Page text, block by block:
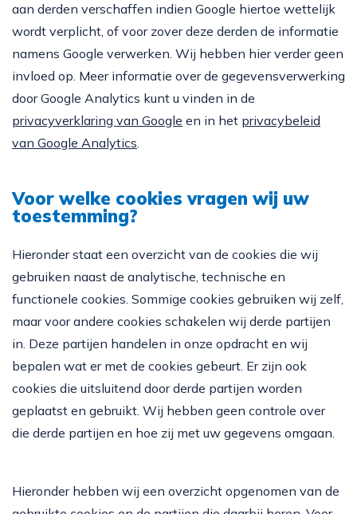
aan derden verschaffen indien Google hiertoe wettelijk
wordt verplicht, of voor zover deze derden de informatie
namens Google verwerken. Wij hebben hier verder geen
invloed op. Meer informatie over de gegevensverwerking
door Google Analytics kunt u vinden in de
privacyverklaring van Google en in het privacybeleid
van Google Analytics.
Voor welke cookies vragen wij uw
toestemming?
Hieronder staat een overzicht van de cookies die wij
gebruiken naast de analytische, technische en
functionele cookies. Sommige cookies gebruiken wij zelf,
maar voor andere cookies schakelen wij derde partijen
in. Deze partijen handelen in onze opdracht en wij
bepalen wat er met de cookies gebeurt. Er zijn ook
cookies die uitsluitend door derde partijen worden
geplaatst en gebruikt. Wij hebben geen controle over
die derde partijen en hoe zij met uw gegevens omgaan.
Hieronder hebben wij een overzicht opgenomen van de